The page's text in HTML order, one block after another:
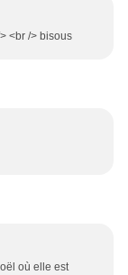
<br /> bisous
où elle est